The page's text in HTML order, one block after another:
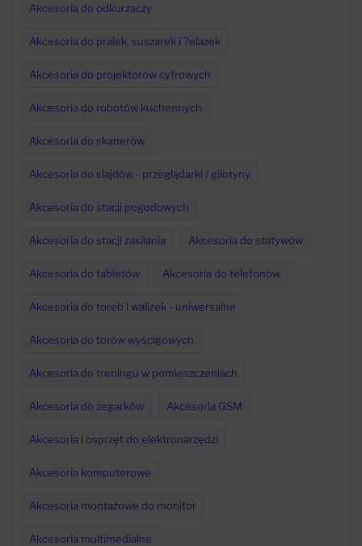
Akcesoria do odkurzaczy
Akcesoria do pralek, suszarek i ?elazek
Akcesoria do projektorów cyfrowych
Akcesoria do robotów kuchennych
Akcesoria do skanerów
Akcesoria do slajdów - przeglądarki / gilotyny
Akcesoria do stacji pogodowych
Akcesoria do stacji zasilania Akcesoria do statywów
Akcesoria do tabletów Akcesoria do telefonów
Akcesoria do toreb i walizek - uniwersalne
Akcesoria do torów wyścigowych
Akcesoria do treningu w pomieszczeniach
Akcesoria do zegarków Akcesoria GSM
Akcesoria i osprzęt do elektronarzędzi
Akcesoria komputerowe
Akcesoria montażowe do monitor
Akcesoria multimedialne